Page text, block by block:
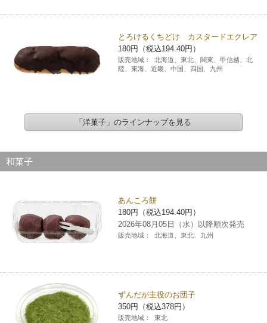
とろけるくちどけ カスタードエクレア
180円（税込194.40円）
販売地域：
北海道、東北、関東、甲信越、北
陸、東海、近畿、中国、四国、九州
「洋菓子」のラインナップを見る
和菓子
あんころ餅
180円（税込194.40円）
2026年08月05日（水）以降順次発売
販売地域： 北海道、東北、九州
ずんだが主役のお団子
350円（税込378円）
販売地域： 東北